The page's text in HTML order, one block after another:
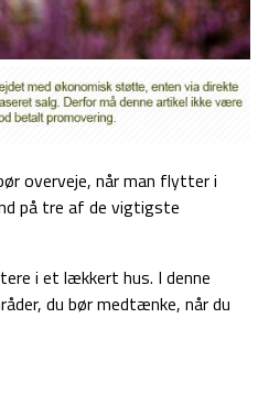
overveje, når man flytter i
på tre af de vigtigste
i et lækkert hus. I denne
du bør medtænke, når du